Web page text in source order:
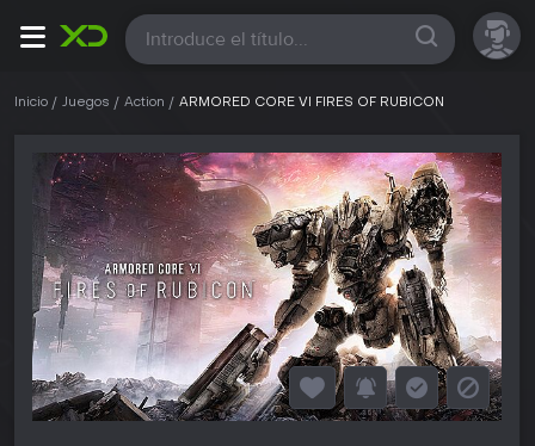
Todas
Inicio Juegos Action ARMORED CORE VI FIRES OF RUBICON